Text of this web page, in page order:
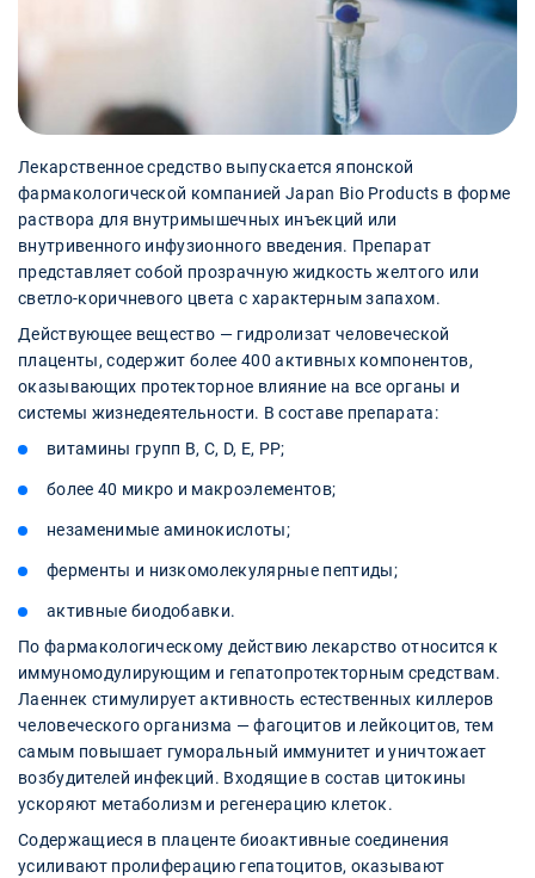
Лекарственное средство выпускается японской
фармакологической компанией Japan Bio Products в форме
раствора для внутримышечных инъекций или
внутривенного инфузионного введения. Препарат
представляет собой прозрачную жидкость желтого или
светло-коричневого цвета с характерным запахом.
Действующее вещество — гидролизат человеческой
плаценты, содержит более 400 активных компонентов,
оказывающих протекторное влияние на все органы и
системы жизнедеятельности. В составе препарата:
витамины групп B, C, D, E, PP;
более 40 микро и макроэлементов;
незаменимые аминокислоты;
ферменты и низкомолекулярные пептиды;
активные биодобавки.
По фармакологическому действию лекарство относится к
иммуномодулирующим и гепатопротекторным средствам.
Лаеннек стимулирует активность естественных киллеров
человеческого организма — фагоцитов и лейкоцитов, тем
самым повышает гуморальный иммунитет и уничтожает
возбудителей инфекций. Входящие в состав цитокины
ускоряют метаболизм и регенерацию клеток.
Содержащиеся в плаценте биоактивные соединения
усиливают пролиферацию гепатоцитов, оказывают